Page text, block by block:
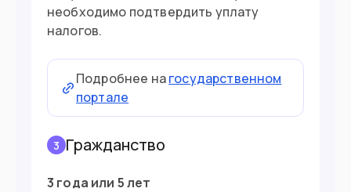
необходимо подтвердить уплату
налогов.
Подробнее нагосударственном
портале
3 Гражданство
3 года или 5 лет